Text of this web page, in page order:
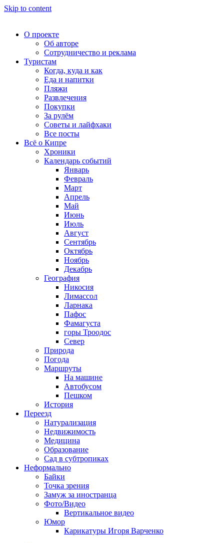
Skip to content
О проекте
Об авторе
Сотрудничество и реклама
Туристам
Когда, куда и как
Еда и напитки
Пляжи
Развлечения
Покупки
За рулём
Советы и лайфхаки
Все посты
Всё о Кипре
Хроники
Календарь событий
Январь
Февраль
Март
Апрель
Май
Июнь
Июль
Август
Сентябрь
Октябрь
Ноябрь
Декабрь
География
Никосия
Лимассол
Ларнака
Пафос
Фамагуста
горы Троодос
Север
Природа
Погода
Маршруты
На машине
Автобусом
Пешком
История
Переезд
Натурализация
Недвижимость
Медицина
Образование
Сад в субтропиках
Неформально
Байки
Точка зрения
Замуж за иностранца
Фото/Видео
Вертикальное видео
Юмор
Карикатуры Игоря Варченко